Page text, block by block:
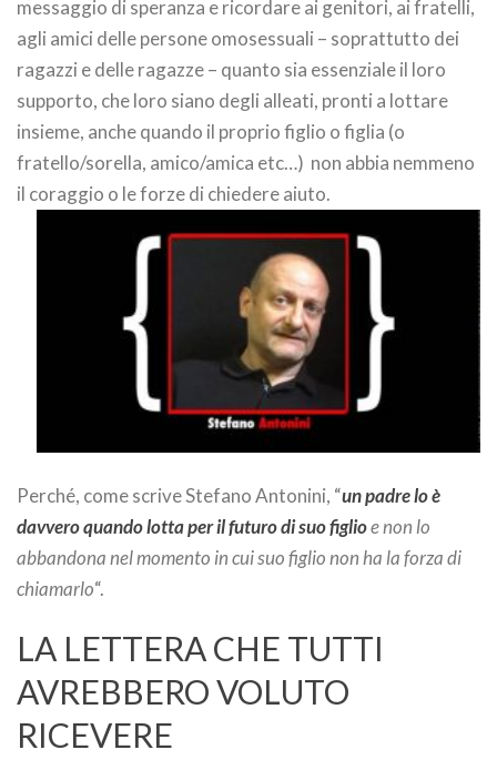
messaggio di speranza e ricordare ai genitori, ai fratelli,
agli amici delle persone omosessuali – soprattutto dei
ragazzi e delle ragazze – quanto sia essenziale il loro
supporto, che loro siano degli alleati, pronti a lottare
insieme, anche quando il proprio figlio o figlia (o
fratello/sorella, amico/amica etc…) non abbia nemmeno
il coraggio o le forze di chiedere aiuto.
Perché, come scrive Stefano Antonini, “un padre lo è
davvero quando lotta per il futuro di suo figlioe non lo
abbandona nel momento in cui suo figlio non ha la forza di
chiamarlo“.
LA LETTERA CHE TUTTI
AVREBBERO VOLUTO
RICEVERE